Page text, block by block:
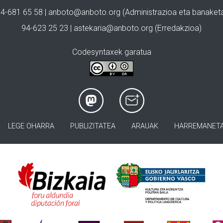
681 65 58 | anboto@anboto.org (Administrazioa eta
94-623 25 23 | astekaria@anboto.org (Erredakzioa)
Codesyntaxek garatua
LEGE OHARRA PUBLIZITATEA ARAUAK